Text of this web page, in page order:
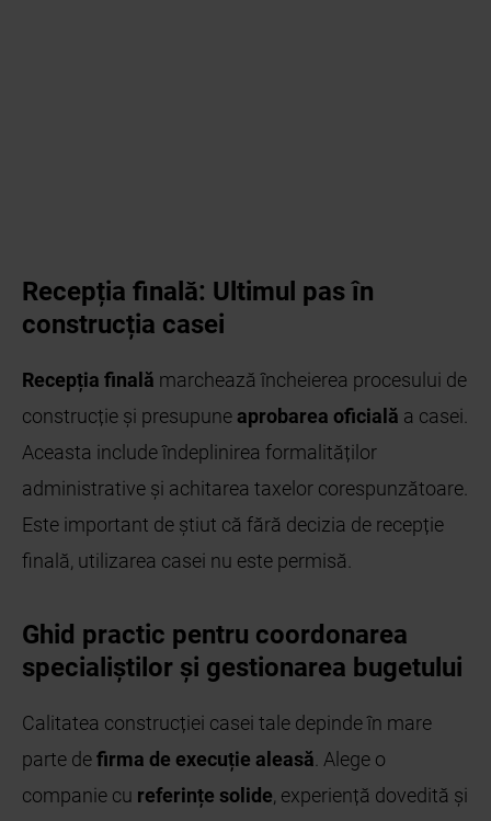
Recepția finală: Ultimul pas în
construcția casei
Recepția finală marchează încheierea procesului de
construcție și presupune aprobarea oficială a casei.
Aceasta include îndeplinirea formalităților
administrative și achitarea taxelor corespunzătoare.
Este important de știut că fără decizia de recepție
finală, utilizarea casei nu este permisă.
Ghid practic pentru coordonarea
specialiștilor și gestionarea bugetului
Calitatea construcției casei tale depinde în mare
parte defirma de execuție aleasă . Alege o
companie cu referințe solide, experiență dovedită și